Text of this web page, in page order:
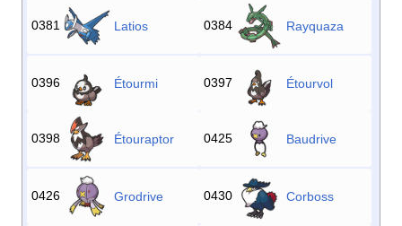
0381 Latios 0384 Rayquaza
0396 Étourmi 0397 Étourvol
0398 Étouraptor 0425 Baudrive
0426 Grodrive 0430 Corboss